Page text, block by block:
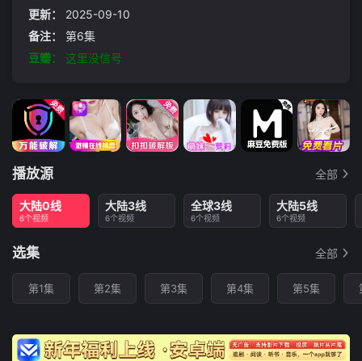
更新：
2025-09-10
备注：
第6集
豆瓣：
这里没信号
播放源 全部
大陆0线
6个视频
大陆3线
6个视频
全球3线
6个视频
大陆5线
6个视频
选集 全部
第1集 第2集 第3集 第4集 第5集